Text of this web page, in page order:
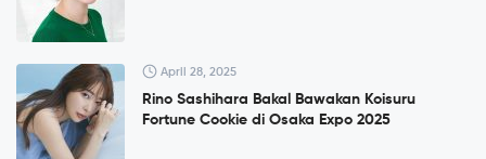
April 28, 2025
Rino Sashihara Bakal Bawakan Koisuru
Fortune Cookie di Osaka Expo 2025